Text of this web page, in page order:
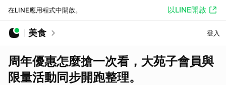
在LINE應用程式中開啟。 以LINE開啟
美食 登入
周年優惠怎麼搶一次看，大苑子會員與
限量活動同步開跑整理。